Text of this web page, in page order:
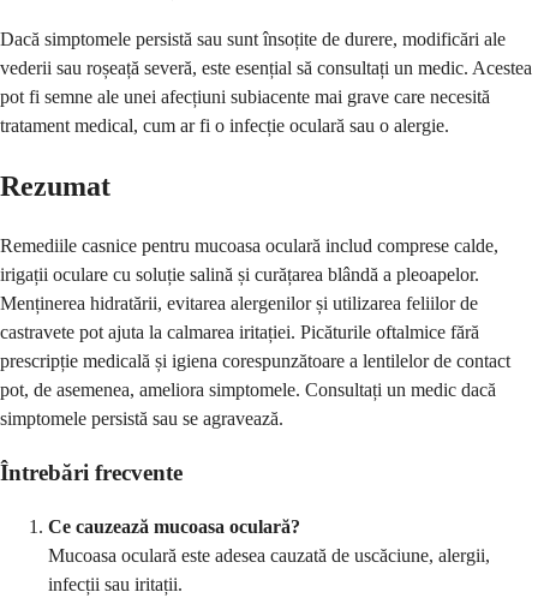
Dacă simptomele persistă sau sunt însoțite de durere, modificări ale
vederii sau roșeață severă, este esențial să consultați un medic. Acestea
pot fi semne ale unei afecțiuni subiacente mai grave care necesită
tratament medical, cum ar fi o infecție oculară sau o alergie.
Rezumat
Remediile casnice pentru mucoasa oculară includ comprese calde,
irigații oculare cu soluție salină și curățarea blândă a pleoapelor.
Menținerea hidratării, evitarea alergenilor și utilizarea feliilor de
castravete pot ajuta la calmarea iritației. Picăturile oftalmice fără
prescripție medicală și igiena corespunzătoare a lentilelor de contact
pot, de asemenea, ameliora simptomele. Consultați un medic dacă
simptomele persistă sau se agravează.
Întrebări frecvente
Ce cauzează mucoasa oculară?
Mucoasa oculară este adesea cauzată de uscăciune, alergii,
infecții sau iritații.